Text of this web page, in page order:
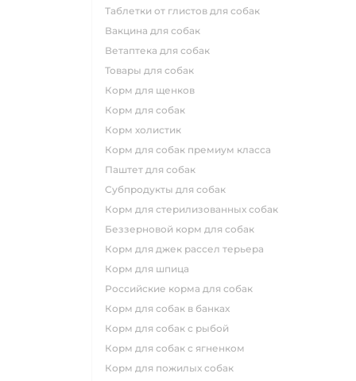
таблетки от глистов для собак
вакцина для собак
ветаптека для собак
товары для собак
корм для щенков
корм для собак
корм холистик
корм для собак премиум класса
паштет для собак
субпродукты для собак
корм для стерилизованных собак
беззерновой корм для собак
корм для джек рассел терьера
корм для шпица
российские корма для собак
корм для собак в банках
корм для собак с рыбой
корм для собак с ягненком
корм для пожилых собак